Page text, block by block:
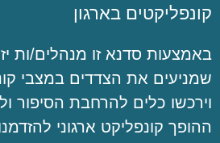
קונפליקטים בארגון
באמצעות סדנא זו מנהלים/ות
שמניעים את הצדדים במצבי
וירכשו כלים להרחבת הסיפור
ההופך קונפליקט ארגוני